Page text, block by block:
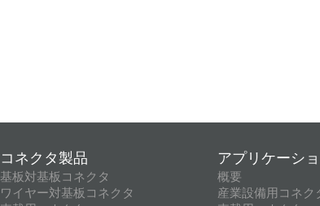
コネクタ製品
基板対基板コネクタ
ワイヤー対基板コネクタ
アプリケーシ
概要
産業設備用コネク